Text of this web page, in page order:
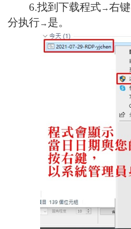
6.找到下载程式→右键
分执行→ 是。